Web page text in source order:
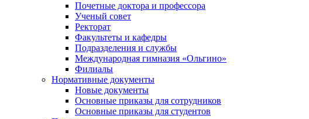
Почетные доктора и профессора
Ученый совет
Ректорат
Факультеты и кафедры
Подразделения и службы
Международная гимназия «Ольгино»
Филиалы
Нормативные документы
Новые документы
Основные приказы для сотрудников
Основные приказы для студентов